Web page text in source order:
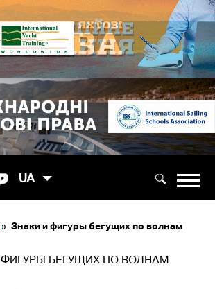
UA
» Знаки и фигуры бегущих по волнам
БЕГУЩИХ ПО ВОЛНАМ